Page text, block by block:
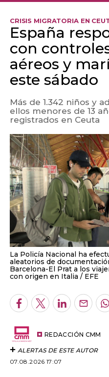
CRISIS MIGRATORIA EN
España
con
aéreos y
este sábado
Más de 1.342 niños y
ellos menores de 13
registrados en Ceuta
La Policía Nacional ha
aleatorios de
Barcelona-El Prat a los
con origen en Italia
EFE
Facebook
TwitterLinkedInEnviar
REDACCIÓN CMM
ALERTAS DE ESTE AUTOR
07.08.2026 17:07